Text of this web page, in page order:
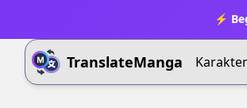
⚡
TranslateManga